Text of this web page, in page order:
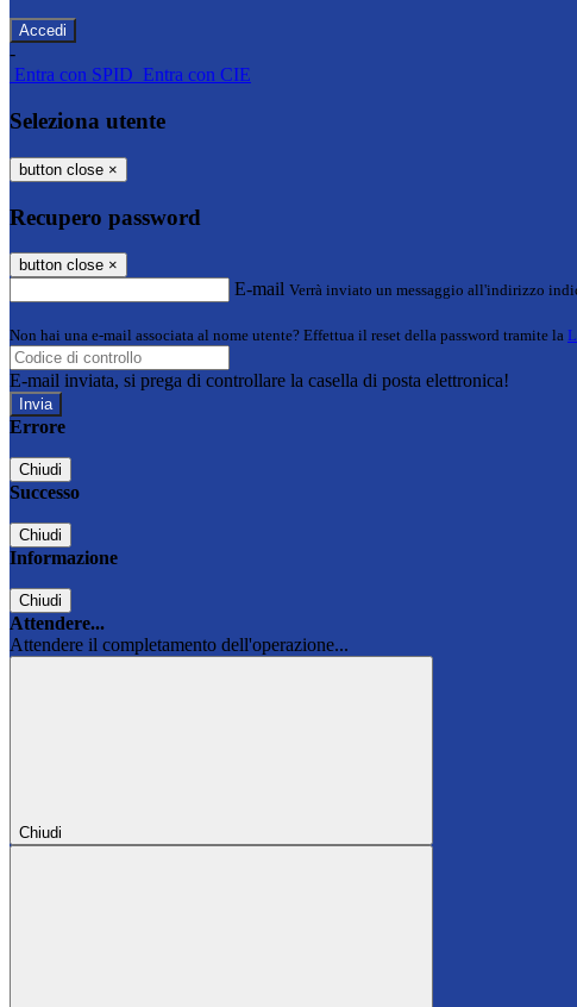
-
Entra con SPID Entra con CIE
Seleziona utente
button close ×
Recupero password
button close ×
E-mail Verrà inviato un messaggio all'indirizzo
Non hai una e-mail associata al nome utente? Effettua il reset della password tramite la
E-mail inviata, si prega di controllare la casella di posta elettronica!
Errore
Chiudi
Successo
Chiudi
Informazione
Chiudi
Attendere...
Attendere il completamento dell'operazione...
Chiudi